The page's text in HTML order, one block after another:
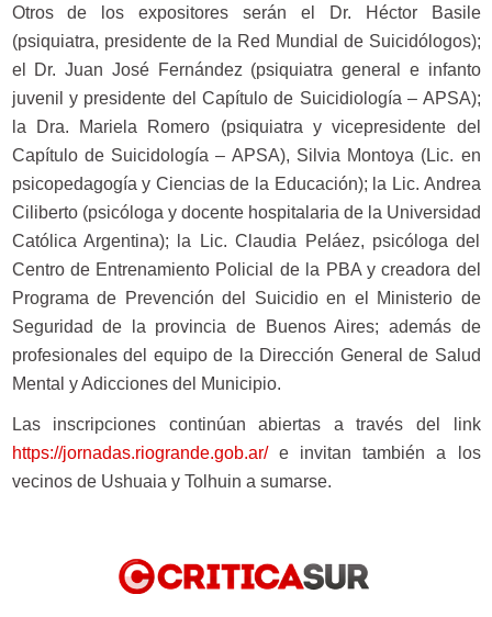
Otros de los expositores serán el Dr. Héctor Basile
(psiquiatra, presidente de la Red Mundial de Suicidólogos);
el Dr. Juan José Fernández (psiquiatra general e infanto
juvenil y presidente del Capítulo de Suicidiología – APSA);
la Dra. Mariela Romero (psiquiatra y vicepresidente del
Capítulo de Suicidología – APSA), Silvia Montoya (Lic. en
psicopedagogía y Ciencias de la Educación); la Lic. Andrea
Ciliberto (psicóloga y docente hospitalaria de la Universidad
Católica Argentina); la Lic. Claudia Peláez, psicóloga del
Centro de Entrenamiento Policial de la PBA y creadora del
Programa de Prevención del Suicidio en el Ministerio de
Seguridad de la provincia de Buenos Aires; además de
profesionales del equipo de la Dirección General de Salud
Mental y Adicciones del Municipio.
Las inscripciones continúan abiertas a través del link
https://jornadas.riogrande.gob.ar/e invitan también a los
vecinos de Ushuaia y Tolhuin a sumarse.